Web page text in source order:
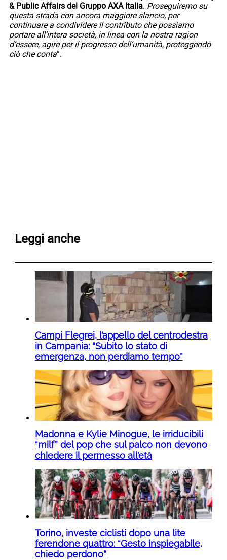
& Public Affairs del Gruppo AXA Italia. Proseguiremo su
questa strada con ancora maggiore slancio, per
continuare a condividere il contributo che possiamo
portare all’intera società, in linea con la nostra ragion
d’essere, agire per il progresso dell’umanità, proteggendo
ciò che conta”.
Leggi anche
Campi Flegrei, l’appello del centrodestra
in Campania: “Subito lo stato di
emergenza, non perdiamo tempo”
Madonna e Kylie Minogue, le irriducibili
“milf” del pop che sul palco non devono
chiedere il permesso all’età
Torino, investe ciclisti dopo una lite
ferendone quattro: “Gesto inspiegabile,
chiedo perdono”